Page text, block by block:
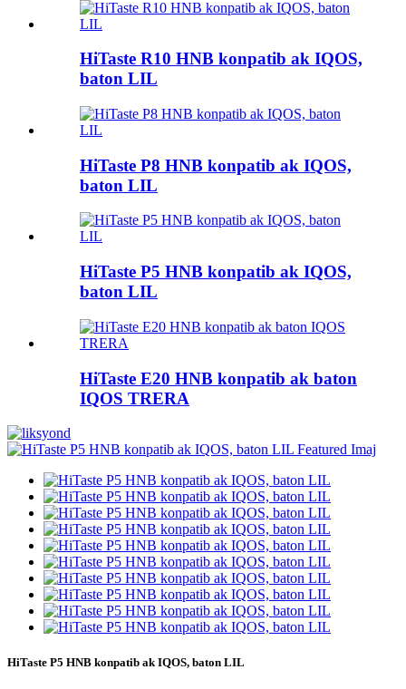
HiTaste R10 HNB konpatib ak IQOS,
baton LIL
HiTaste P8 HNB konpatib ak IQOS,
baton LIL
HiTaste P5 HNB konpatib ak IQOS,
baton LIL
HiTaste E20 HNB konpatib ak baton
IQOS TRERA
HiTaste P5 HNB konpatib ak IQOS, baton LIL